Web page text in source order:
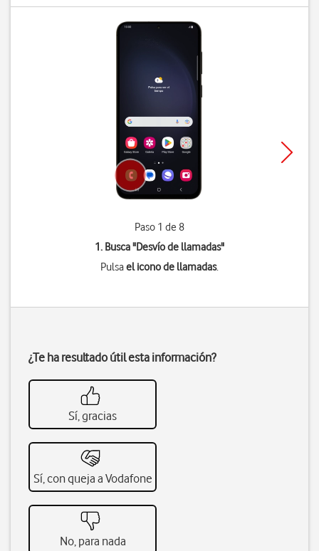
Paso 1 de 8
1. Busca "Desvío de llamadas"
Pulsael icono de llamadas.
¿Te ha resultado útil esta información?
Sí, gracias
Sí, con queja a Vodafone
No, para nada